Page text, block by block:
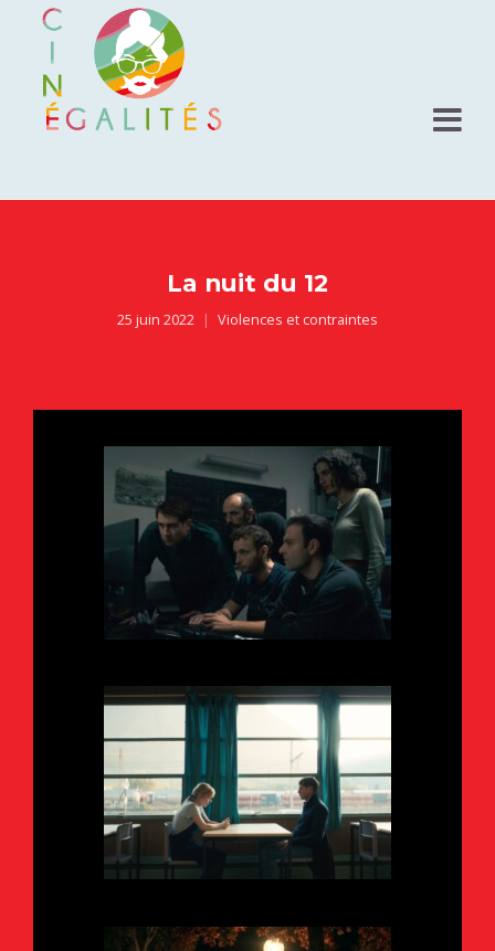
La nuit du 12
25 juin 2022 Violences et contraintes